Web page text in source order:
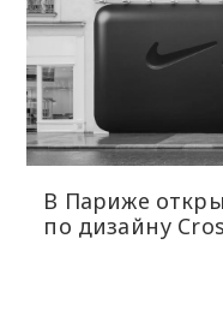
В Париже
по дизайну